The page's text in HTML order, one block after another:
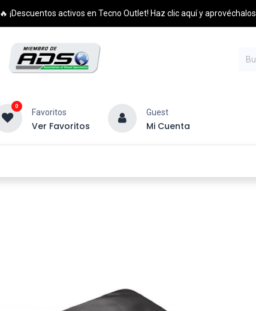
🔥 ¡Descuentos activos en Tecno Outlet! Haz clic aquí y aprovéchalos
0
Favoritos
Ver Favoritos
Guest
Mi Cuenta